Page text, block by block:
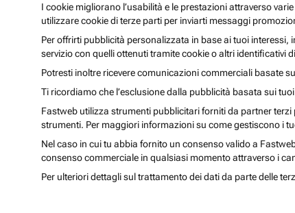
I cookie migliorano l’usabilità e le prestazioni attraverso
utilizzare cookie di terze parti per inviarti messaggi
Per offrirti pubblicità personalizzata in base ai tuoi
servizio con quelli ottenuti tramite cookie o altri identificativi
Potresti inoltre ricevere comunicazioni commerciali basate
Ti ricordiamo che l’esclusione dalla pubblicità basata sui
Fastweb utilizza strumenti pubblicitari forniti da partner
strumenti. Per maggiori informazioni su come gestiscono i
Nel caso in cui tu abbia fornito un consenso valido a
consenso commerciale in qualsiasi momento attraverso i
Per ulteriori dettagli sul trattamento dei dati da parte delle